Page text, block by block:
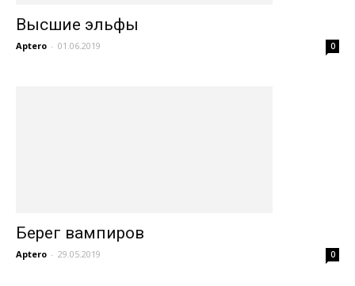
Высшие эльфы
Aptero - 01.06.2019 0
Берег вампиров
Aptero - 29.05.2019 0